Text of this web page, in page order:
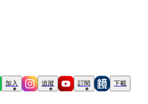
加入 追蹤 訂閱 下載